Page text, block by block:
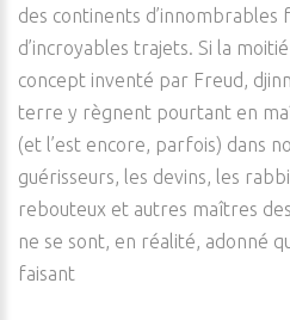
des continents d’innombrables
d’incroyables trajets. Si la
concept inventé par Freud,
terre y règnent pourtant en
(et l’est encore, parfois) dans
guérisseurs, les devins, les
rebouteux et autres maîtres
ne se sont, en réalité, adonné
faisant